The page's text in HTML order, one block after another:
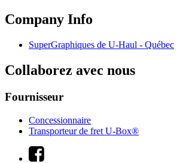
Company Info
SuperGraphiques de U-Haul - Québec
Collaborez avec nous
Fournisseur
Concessionnaire
Transporteur de fret U-Box®